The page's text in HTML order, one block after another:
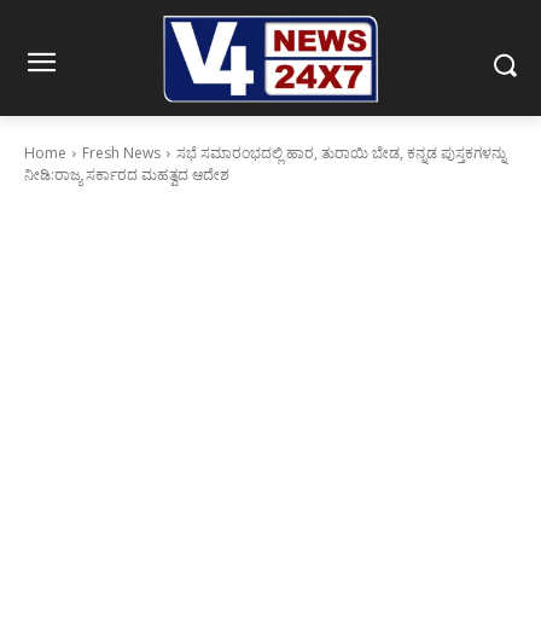
Home Fresh News
ಸಭೆ ಸಮಾರಂಭದಲ್ಲಿ ಹಾರ, ತುರಾಯಿ ಬೇಡ, ಕನ್ನಡ ಪುಸ್ತಕಗಳನ್ನು
ನೀಡಿ:ರಾಜ್ಯ ಸರ್ಕಾರದ ಮಹತ್ವದ ಆದೇಶ